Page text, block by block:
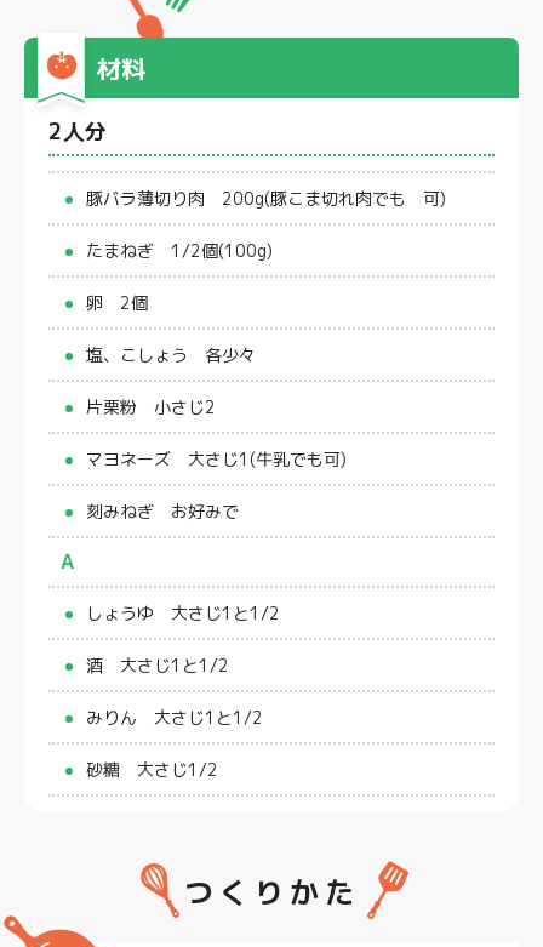
材料
2人分
豚バラ薄切り肉 200g(豚こま切れ肉でも 可)
たまねぎ 1/2個(100g)
卵 2個
塩、こしょう 各少々
片栗粉 小さじ2
マヨネーズ 大さじ1(牛乳でも可)
刻みねぎ お好みで
A
しょうゆ 大さじ1と1/2
酒 大さじ1と1/2
みりん 大さじ1と1/2
砂糖 大さじ1/2
つくりかた